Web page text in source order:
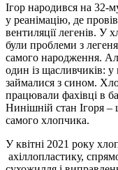
Ігор народився на 32-
у реанімацію, де
вентиляції легенів. У
були проблеми з
самого народження.
один із щасливчиків:
займалися з сином.
працювали фахівці в
Нинішній стан Ігоря –
самого хлопчика.
У квітні 2021 року
ахіллопластику,